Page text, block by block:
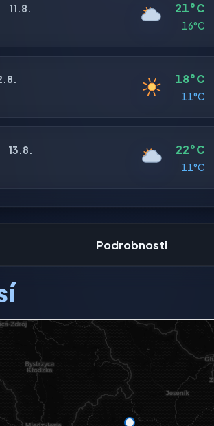
11.8.
21°C
16°C
18°C
11°C
13.8.
22°C
11°C
Podrobnosti